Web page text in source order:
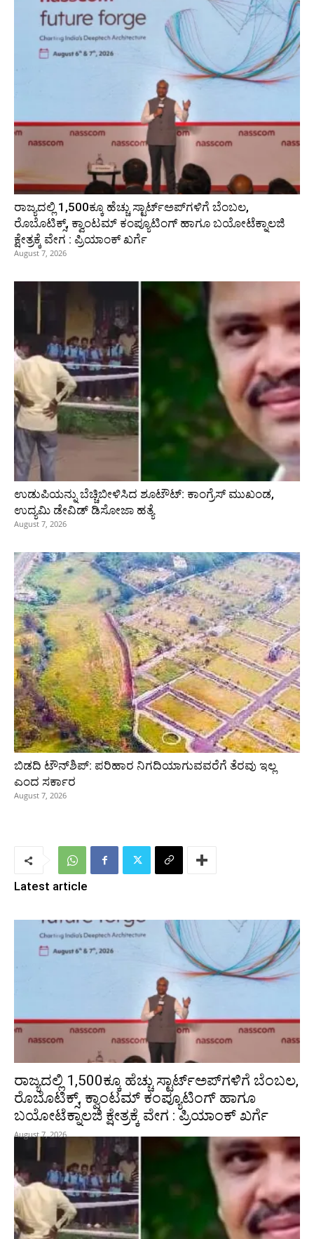
ರಾಜ್ಯದಲ್ಲಿ 1,500ಕ್ಕೂ ಹೆಚ್ಚು ಸ್ಟಾರ್ಟ್‌ಅಪ್‌ಗಳಿಗೆ ಬೆಂಬಲ,
ರೊಬೊಟಿಕ್ಸ್, ಕ್ವಾಂಟಮ್ ಕಂಪ್ಯೂಟಿಂಗ್ ಹಾಗೂ ಬಯೋಟೆಕ್ನಾಲಜಿ
ಕ್ಷೇತ್ರಕ್ಕೆ ವೇಗ : ಪ್ರಿಯಾಂಕ್‌ ಖರ್ಗೆ
August 7, 2026
ಉಡುಪಿಯನ್ನು ಬೆಚ್ಚಿಬೀಳಿಸಿದ ಶೂಟೌಟ್‌: ಕಾಂಗ್ರೆಸ್‌ ಮುಖಂಡ,
ಉದ್ಯಮಿ ಡೇವಿಡ್ ಡಿಸೋಜಾ ಹತ್ಯೆ
August 7, 2026
ಬಿಡದಿ ಟೌನ್‌ಶಿಪ್‌: ಪರಿಹಾರ ನಿಗದಿಯಾಗುವವರೆಗೆ ತೆರವು ಇಲ್ಲ
ಎಂದ ಸರ್ಕಾರ
August 7, 2026
Latest article
ರಾಜ್ಯದಲ್ಲಿ 1,500ಕ್ಕೂ ಹೆಚ್ಚು ಸ್ಟಾರ್ಟ್‌ಅಪ್‌ಗಳಿಗೆ ಬೆಂಬಲ,
ರೊಬೊಟಿಕ್ಸ್, ಕ್ವಾಂಟಮ್ ಕಂಪ್ಯೂಟಿಂಗ್ ಹಾಗೂ
ಬಯೋಟೆಕ್ನಾಲಜಿ ಕ್ಷೇತ್ರಕ್ಕೆ ವೇಗ : ಪ್ರಿಯಾಂಕ್‌ ಖರ್ಗೆ
August 7, 2026